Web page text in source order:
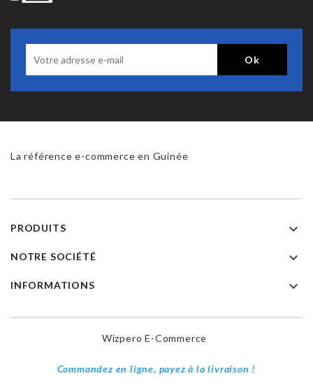
La référence e-commerce en Guinée
PRODUITS 
NOTRE SOCIÉTÉ 
INFORMATIONS 
Wizpero E-Commerce
Commandez en ligne, payez à la livraison !